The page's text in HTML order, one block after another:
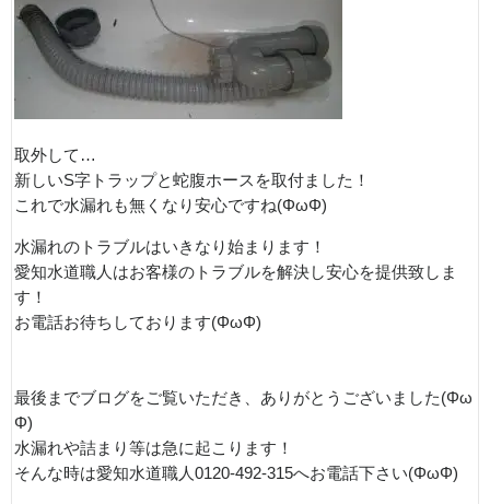
取外して…
新しいS字トラップと蛇腹ホースを取付ました！
これで水漏れも無くなり安心ですね(ΦωΦ)
水漏れのトラブルはいきなり始まります！
愛知水道職人はお客様のトラブルを解決し安心を提供致しま
す！
お電話お待ちしております(ΦωΦ)
最後までブログをご覧いただき、ありがとうございました(Φω
Φ)
水漏れや詰まり等は急に起こります！
そんな時は愛知水道職人0120-492-315へお電話下さい(ΦωΦ)